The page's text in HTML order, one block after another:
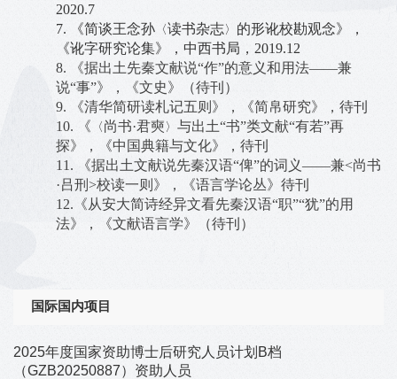
2020.7
7.
《简谈王念孙 〈读书杂志〉 的形讹校勘观念》，
《讹字研究论集》，中西书局， 2019.12
8.
《据出土先秦文献说“作”的意义和用法——兼
说“事”》，《文史》（待刊）
9.
《清华简研读札记五则》，《简帛研究》，待刊
10.
《 〈 尚书·君奭 〉 与出土“书”类文献“有若”再
探》，《中国典籍与文化》，待刊
11.
《据出土文献说先秦汉语“俾”的词义——兼<尚书
·吕刑>校读一则》，《语言学论丛》待刊
12.《从安大简诗经异文看先秦汉语“职”“犹”的用
法》，《文献语言学》（待刊）
国际国内项目
2025年度国家资助博士后研究人员计划B档
（GZB20250887）资助人员